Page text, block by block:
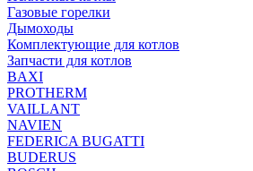
Газовые горелки
Дымоходы
Комплектующие для котлов
Запчасти для котлов
BAXI
PROTHERM
VAILLANT
NAVIEN
FEDERICA BUGATTI
BUDERUS